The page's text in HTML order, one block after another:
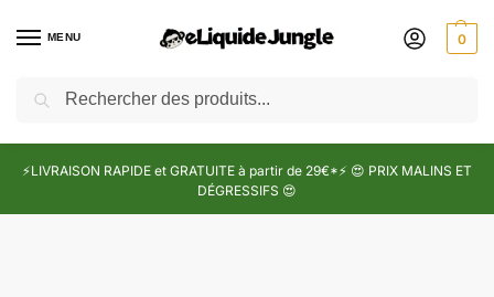
MENU 0
⚡LIVRAISON RAPIDE et GRATUITE à partir de 29€*⚡ 😍 PRIX MALINS ET
DÉGRESSIFS 😍